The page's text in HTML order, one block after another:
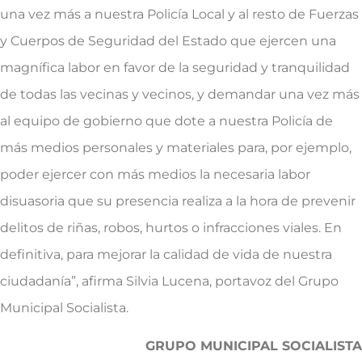
una vez más a nuestra Policía Local y al resto de Fuerzas
y Cuerpos de Seguridad del Estado que ejercen una
magnífica labor en favor de la seguridad y tranquilidad
de todas las vecinas y vecinos, y demandar una vez más
al equipo de gobierno que dote a nuestra Policía de
más medios personales y materiales para, por ejemplo,
poder ejercer con más medios la necesaria labor
disuasoria que su presencia realiza a la hora de prevenir
delitos de riñas, robos, hurtos o infracciones viales. En
definitiva, para mejorar la calidad de vida de nuestra
ciudadanía”, afirma Silvia Lucena, portavoz del Grupo
Municipal Socialista.
GRUPO MUNICIPAL SOCIALISTA